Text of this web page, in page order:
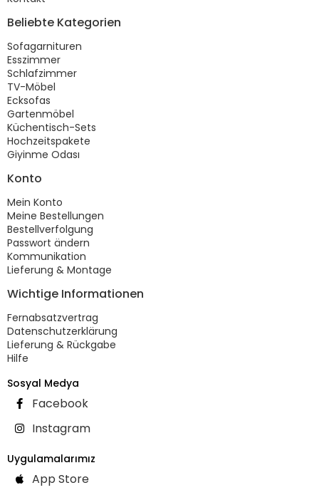
Beliebte Kategorien
Sofagarnituren
Esszimmer
Schlafzimmer
TV-Möbel
Ecksofas
Gartenmöbel
Küchentisch-Sets
Hochzeitspakete
Giyinme Odası
Konto
Mein Konto
Meine Bestellungen
Bestellverfolgung
Passwort ändern
Kommunikation
Lieferung & Montage
Wichtige Informationen
Fernabsatzvertrag
Datenschutzerklärung
Lieferung & Rückgabe
Hilfe
Sosyal Medya
Facebook
Instagram
Uygulamalarımız
App Store